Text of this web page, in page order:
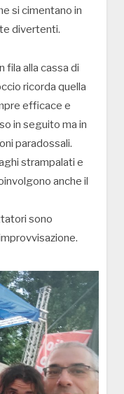
si cimentano in
divertenti.
fila alla cassa di
ricorda quella
efficace e
in seguito ma in
paradossali.
strampalati e
anche il
sono